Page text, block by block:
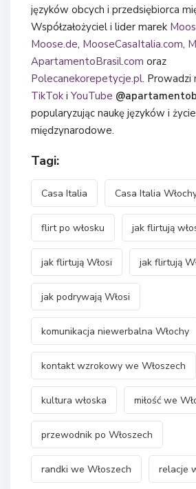
języków obcych i przedsiębiorca
Współzałożyciel i lider marek
Moose.de, MooseCasaItalia.com,
ApartamentoBrasil.com oraz
Polecanekorepetycje.pl. Prowadzi
TikTok i YouTube
popularyzując naukę języków i życie
międzynarodowe.
Tagi:
Casa Italia Casa Italia
flirt po włosku jak flirtują
jak flirtują Włosi jak flirtują
jak podrywają Włosi
komunikacja niewerbalna Włochy
kontakt wzrokowy we Włoszech
kultura włoska miłość we
przewodnik po Włoszech
randki we Włoszech relacje